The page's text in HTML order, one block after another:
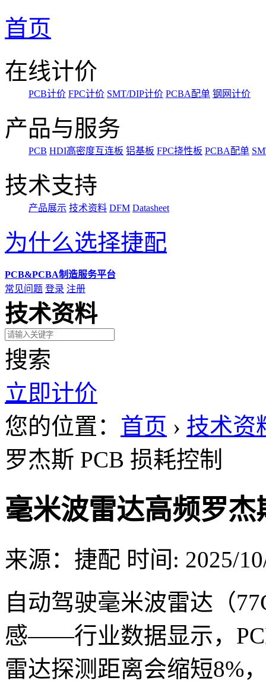
首页
在线计价
PCB计价 FPC计价 SMT/DIP计价 PCBA配单 钢网计价
产品与服务
PCB HDI高密度互连板 铝基板 FPC挠性板 PCBA配单
技术支持
产品展示 技术资料 DFM Datasheet
为什么选择捷配
PCB&PCBA制造服务平台
常见问题 登录 注册
技术资料
搜索
立即计价
您的位置： 首页 › 技术资
罗杰斯 PCB 损耗控制
毫米波雷达高频罗杰
来源：捷配 时间: 2025/
自动驾驶毫米波雷达（
感——行业数据显示，
雷达探测距离会缩短8%